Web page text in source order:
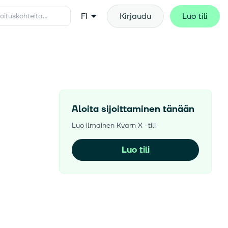
FI Kirjaudu Luo tili
Aloita sijoittaminen tänään
Luo ilmainen Kvarn X -tili
Luo tili